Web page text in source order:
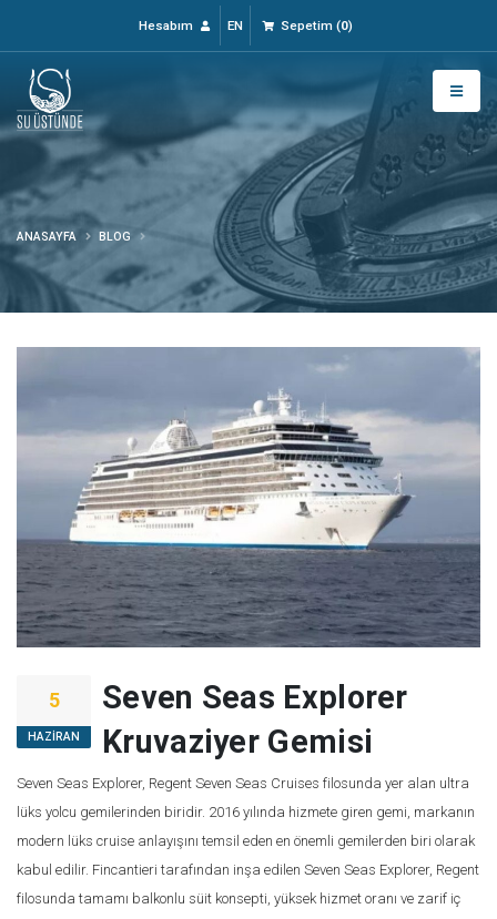
Hesabım EN Sepetim (0)
ANASAYFA BLOG
5
HAZIRAN
Seven Seas Explorer
Kruvaziyer Gemisi
Seven Seas Explorer, Regent Seven Seas Cruises filosunda yer alan ultra
lüks yolcu gemilerinden biridir. 2016 yılında hizmete giren gemi, markanın
modern lüks cruise anlayışını temsil eden en önemli gemilerden biri olarak
kabul edilir. Fincantieri tarafından inşa edilen Seven Seas Explorer, Regent
filosunda tamamı balkonlu süit konsepti, yüksek hizmet oranı ve zarif iç